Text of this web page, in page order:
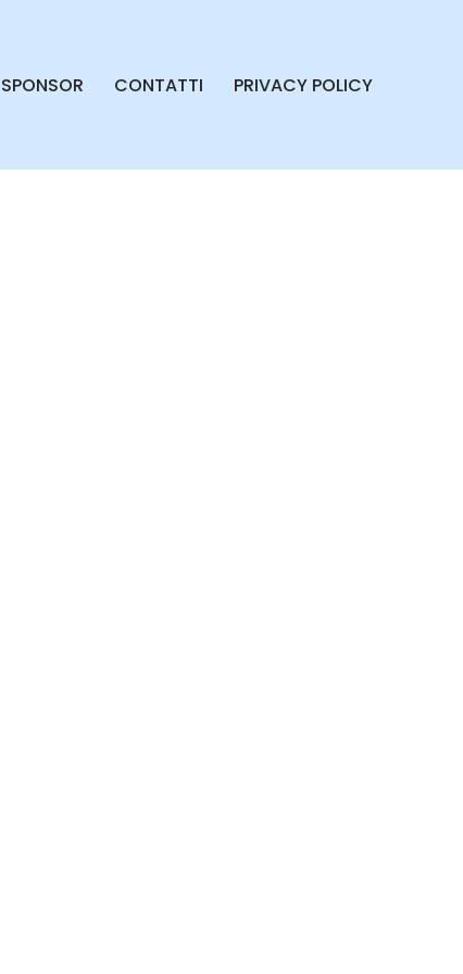
SPONSOR CONTATTI PRIVACY POLICY